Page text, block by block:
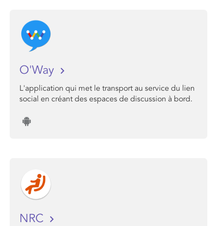
O'Way
L'application qui met le transport au service du lien
social en créant des espaces de discussion à bord.
NRC